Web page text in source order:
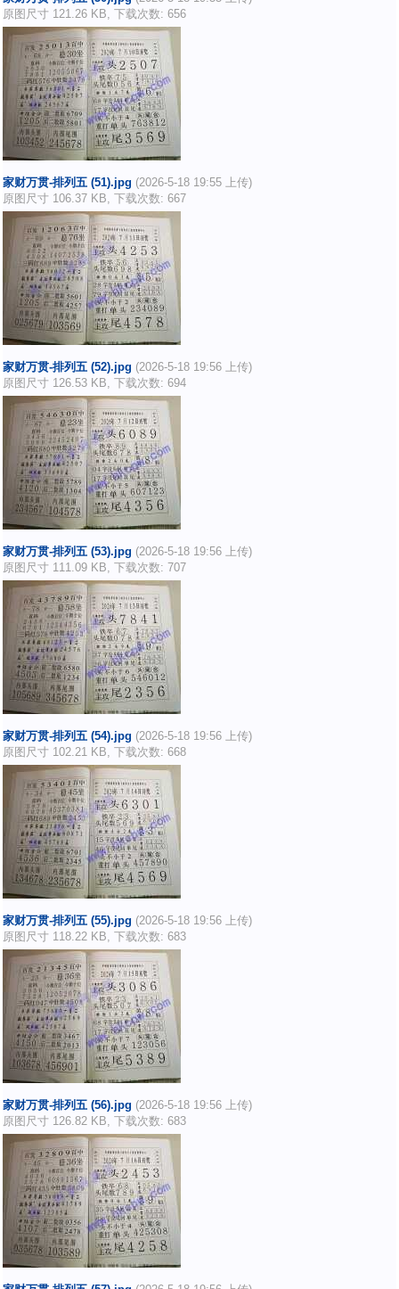
原图尺寸 121.26 KB, 下载次数: 656
家财万贯-排列五 (51).jpg (2026-5-18 19:55 上传)
原图尺寸 106.37 KB, 下载次数: 667
家财万贯-排列五 (52).jpg (2026-5-18 19:56 上传)
原图尺寸 126.53 KB, 下载次数: 694
家财万贯-排列五 (53).jpg (2026-5-18 19:56 上传)
原图尺寸 111.09 KB, 下载次数: 707
家财万贯-排列五 (54).jpg (2026-5-18 19:56 上传)
原图尺寸 102.21 KB, 下载次数: 668
家财万贯-排列五 (55).jpg (2026-5-18 19:56 上传)
原图尺寸 118.22 KB, 下载次数: 683
家财万贯-排列五 (56).jpg (2026-5-18 19:56 上传)
原图尺寸 126.82 KB, 下载次数: 683